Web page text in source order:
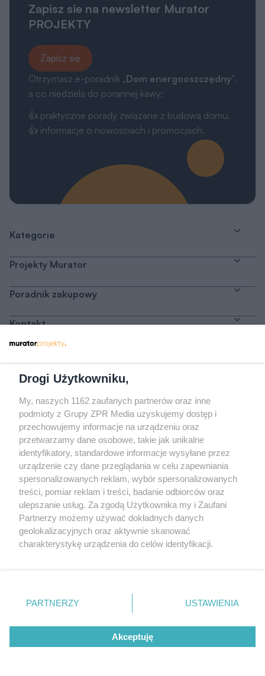
Zapisz sie na newsletter Murator
PROJEKTY
Zapisz się
Otrzymasz e-poradnik „Dom energooszczędny”,
a co niedziela do porannej kawy:
👍 praktyczne porady związane z budową domu,
👍 informacje o nowościach i promocjach.
Kategorie
Projekty Murator
Poradnik zakupowy
Kontakt
Odwiedź grupę na Facebooku
Gdybym budował drugi raz - mądry Polak
przed budową
Forum Muratora
© 2026
Drogi Użytkowniku,
My, naszych 1162 zaufanych partnerów oraz inne
podmioty z Grupy ZPR Media uzyskujemy dostęp i
przechowujemy informacje na urządzeniu oraz
przetwarzamy dane osobowe, takie jak unikalne
identyfikatory, standardowe informacje wysyłane przez
urządzenie czy dane przeglądania w celu zapewniania
spersonalizowanych reklam, wybór spersonalizowanych
treści, pomiar reklam i treści, badanie odbiorców oraz
ulepszanie usług. Za zgodą Użytkownika my i Zaufani
Partnerzy możemy używać dokładnych danych
geolokalizacyjnych oraz aktywnie skanować
charakterystykę urządzenia do celów identyfikacji.
zmienić/wycofać klikając przycisk ustawień prywatności
znajdujący się w lewym dolnym rogu strony
rodzaje przetwarzania danych nie wymagają zgody
użytkownika, ale masz prawo sprzeciwić się takiemu
przetwarzaniu. Preferencje będą miały zastosowanie tylko
PARTNERZY USTAWIENIA
Akceptuję